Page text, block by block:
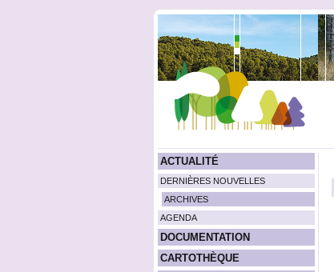
ACTUALITÉ
DERNIÈRES NOUVELLES
ARCHIVES
AGENDA
DOCUMENTATION
CARTOTHÈQUE